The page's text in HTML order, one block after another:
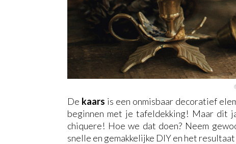
De kaars is een onmisbaar decoratief
beginnen met je tafeldekking! Maar dit
chiquere! Hoe we dat doen? Neem
snelle en gemakkelijke DIY en het